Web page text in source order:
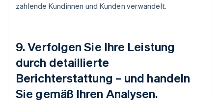
zahlende Kundinnen und Kunden verwandelt.
9. Verfolgen Sie Ihre Leistung
durch detaillierte
Berichterstattung – und handeln
Sie gemäß Ihren Analysen.